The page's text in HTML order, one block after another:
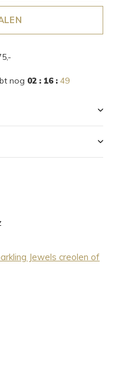
nog 02 : 16 : 49
Jewels creolen of